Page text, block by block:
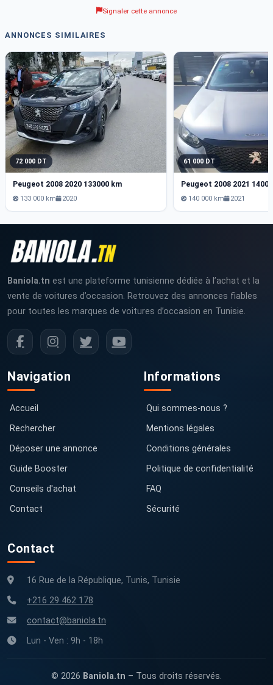
Signaler cette annonce
ANNONCES SIMILAIRES
72 000 DT
Peugeot 2008 2020 133000 km
133 000 km 2020
61 000 DT
Peugeot 2008 2021
140 000 km 2021
Baniola.tn est une plateforme tunisienne dédiée à l’achat et la
vente de voitures d’occasion. Retrouvez des annonces fiables
pour toutes les marques de voitures d’occasion en Tunisie.
Navigation
Accueil
Rechercher
Déposer une annonce
Guide Booster
Conseils d'achat
Contact
Informations
Qui sommes-nous ?
Mentions légales
Conditions générales
Politique de confidentialité
FAQ
Sécurité
Contact
16 Rue de la République, Tunis, Tunisie
+216 29 462 178
contact@baniola.tn
Lun - Ven : 9h - 18h
© 2026 Baniola.tn – Tous droits réservés.